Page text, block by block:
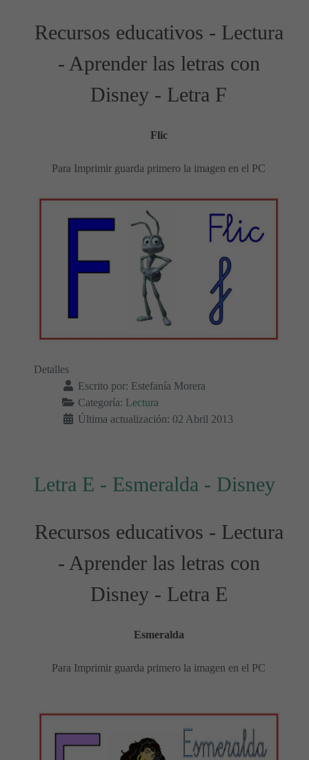
Recursos educativos - Lectura
- Aprender las letras con
Disney - Letra F
Flic
Para Imprimir guarda primero la imagen en el PC
Detalles
Escrito por: Estefanía Morera
Categoría: Lectura
Última actualización: 02 Abril 2013
Letra E - Esmeralda - Disney
Recursos educativos - Lectura
- Aprender las letras con
Disney - Letra E
Esmeralda
Para Imprimir guarda primero la imagen en el PC